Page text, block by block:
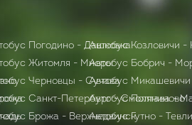
Погодино - Дашковка
Житомля - Миоры
Черновцы - Сучава
Санкт-Петербург - Смоляниново
Брожа - Верхнедвинск
Автобус Козловичи -
Автобус Бобрич -
Автобус Микашевичи
Автобус Полтава -
Автобус Гутно - Тевли